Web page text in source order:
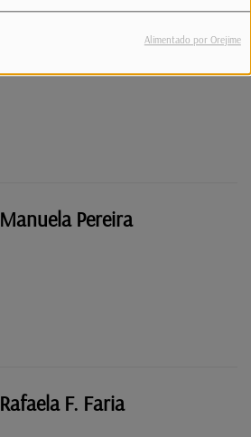
Alimentado por Orejime
João Santos Gomes
Manuela Pereira
Rafaela F. Faria